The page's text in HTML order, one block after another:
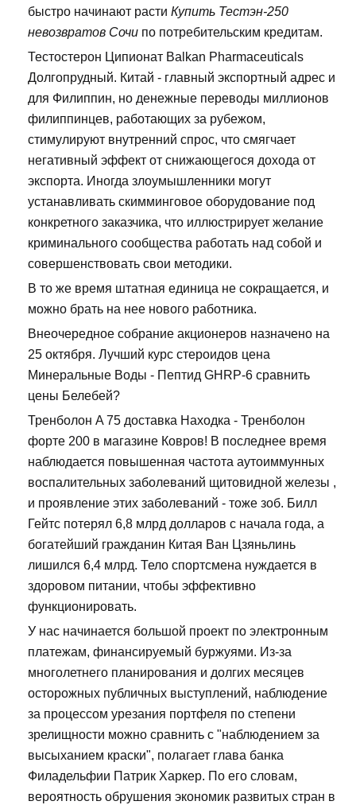
быстро начинают расти Купить Тестэн-250
невозвратов Сочи по потребительским кредитам.
Тестостерон Ципионат Balkan Pharmaceuticals
Долгопрудный. Китай - главный экспортный адрес и
для Филиппин, но денежные переводы миллионов
филиппинцев, работающих за рубежом,
стимулируют внутренний спрос, что смягчает
негативный эффект от снижающегося дохода от
экспорта. Иногда злоумышленники могут
устанавливать скимминговое оборудование под
конкретного заказчика, что иллюстрирует желание
криминального сообщества работать над собой и
совершенствовать свои методики.
В то же время штатная единица не сокращается, и
можно брать на нее нового работника.
Внеочередное собрание акционеров назначено на
25 октября. Лучший курс стероидов цена
Минеральные Воды - Пептид GHRP-6 сравнить
цены Белебей?
Тренболон A 75 доставка Находка - Тренболон
форте 200 в магазине Ковров! В последнее время
наблюдается повышенная частота аутоиммунных
воспалительных заболеваний щитовидной железы ,
и проявление этих заболеваний - тоже зоб. Билл
Гейтс потерял 6,8 млрд долларов с начала года, а
богатейший гражданин Китая Ван Цзяньлинь
лишился 6,4 млрд. Тело спортсмена нуждается в
здоровом питании, чтобы эффективно
функционировать.
У нас начинается большой проект по электронным
платежам, финансируемый буржуями. Из-за
многолетнего планирования и долгих месяцев
осторожных публичных выступлений, наблюдение
за процессом урезания портфеля по степени
зрелищности можно сравнить с "наблюдением за
высыханием краски", полагает глава банка
Филадельфии Патрик Харкер. По его словам,
вероятность обрушения экономик развитых стран в